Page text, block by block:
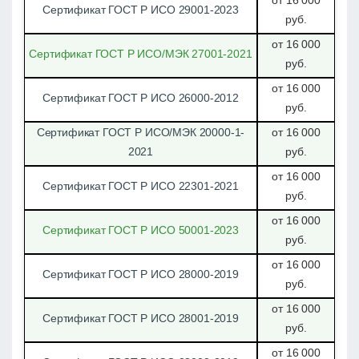
Сертификат ГОСТ Р ИСО 29001-2023
руб.
Сертификат ГОСТ Р ИСО/МЭК 27001-2021
от 16 000
руб.
Сертификат ГОСТ Р ИСО 26000-2012
от 16 000
руб.
Сертификат ГОСТ Р ИСО/МЭК 20000-1-
2021
от 16 000
руб.
Сертификат ГОСТ Р ИСО 22301-2021
от 16 000
руб.
Сертификат ГОСТ Р ИСО 50001-2023
от 16 000
руб.
Сертификат ГОСТ Р ИСО 28000-2019
от 16 000
руб.
Сертификат ГОСТ Р ИСО 28001-2019
от 16 000
руб.
от 16 000